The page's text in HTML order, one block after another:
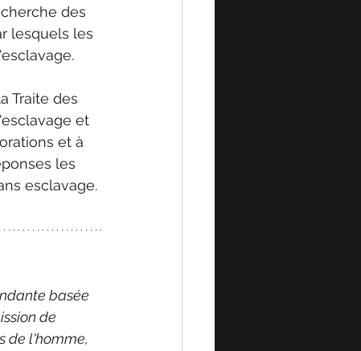
des
lesquels les
Traite des
et
et à
les
esclavage.
basée
de
de l'homme,